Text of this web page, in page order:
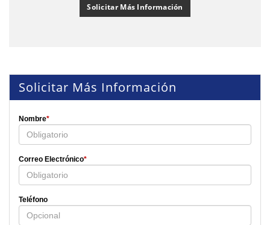
Solicitar Más Información
Solicitar Más Información
Nombre*
Correo Electrónico*
Teléfono